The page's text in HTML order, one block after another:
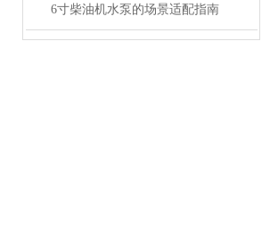
6寸柴油机水泵的场景适配指南